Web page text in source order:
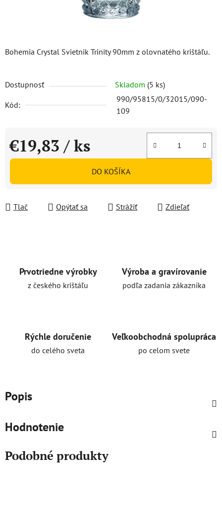
Bohemia Crystal Svietnik Trinity 90mm z olovnatého krištáľu.
Dostupnosť Skladom (5 ks)
Kód:
990/95815/0/32015/090-
109
€19,83 / ks
Jednotková cena:
DO KOŠÍKA
Tlač Opýtať sa Strážiť Zdieľať
Prvotriedne výrobky
z českého krištáľu
Výroba a gravírovanie
podľa zadania zákazníka
Rýchle doručenie
do celého sveta
Veľkoobchodná spolupráca
po celom svete
Popis
Hodnotenie
Podobné produkty